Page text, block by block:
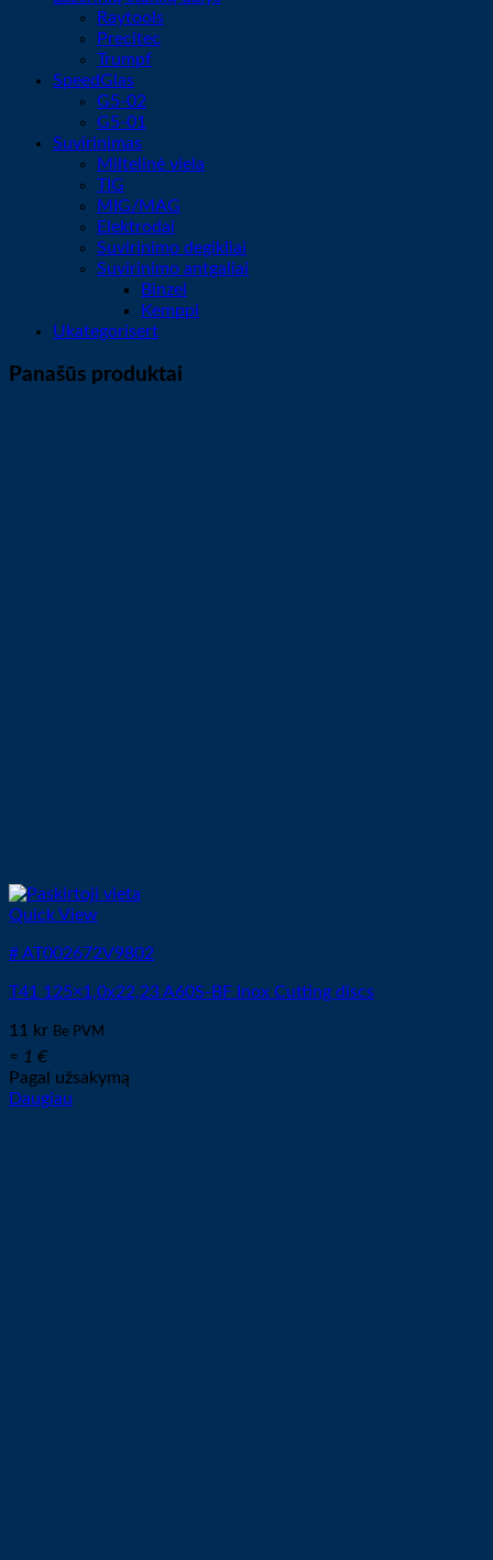
Raytools
Precitec
Trumpf
SpeedGlas
G5-02
G5-01
Suvirinimas
Miltelinė viela
TIG
MIG/MAG
Elektrodai
Suvirinimo degikliai
Suvirinimo antgaliai
Binzel
Kemppi
Ukategorisert
Panašūs produktai
Quick View
# AT002672V9802
T41 125×1,0x22,23 A60S-BF Inox Cutting discs
11 kr Be PVM
≈ 1 €
Pagal užsakymą
Daugiau